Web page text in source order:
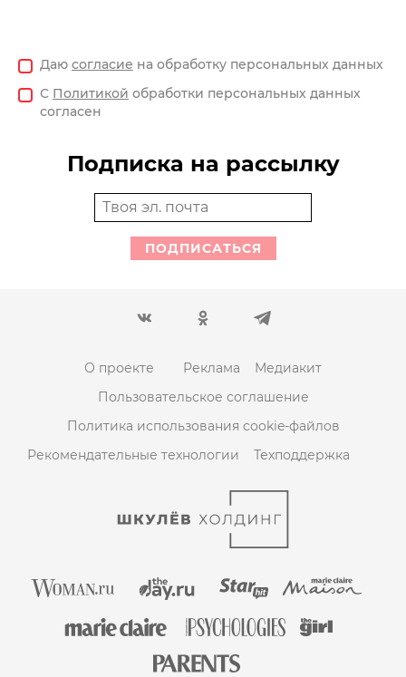
Даю согласие на обработку персональных данных
С Политикой обработки персональных данных
согласен
Подписка на рассылку
ПОДПИСАТЬСЯ
О проекте Реклама
Медиакит
Пользовательское соглашение
Политика использования cookie-файлов
Рекомендательные технологии
Техподдержка